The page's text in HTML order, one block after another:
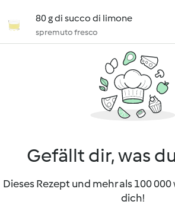
80 g di succo di limone
spremuto fresco
Gefällt dir, was
Dieses Rezept und mehr als 100
dich!